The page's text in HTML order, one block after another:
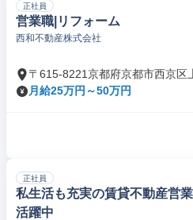
正社員
営業職|リフォーム
西和不動産株式会社
〒615-8221京都府京都市西京区
町
月給25万円～50万円
正社員
私生活も充実の賃貸不動産
活躍中